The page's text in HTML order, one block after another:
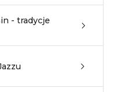
- tradycje